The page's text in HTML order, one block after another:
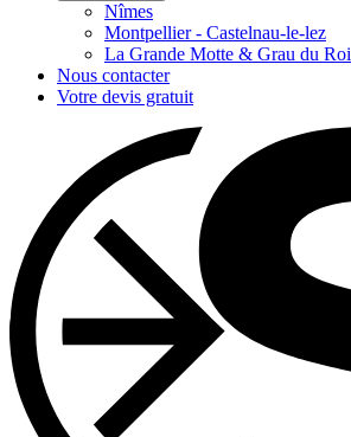
Nîmes
Montpellier - Castelnau-le-lez
La Grande Motte & Grau du Roi
Nous contacter
Votre devis gratuit